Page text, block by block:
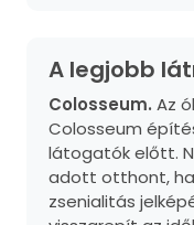
A legjobb
Colosseum. Az
Colosseum
látogatók előtt.
adott otthont,
zsenialitás